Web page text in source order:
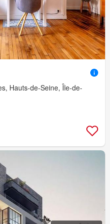
Hauts-de-Seine, Île-de-